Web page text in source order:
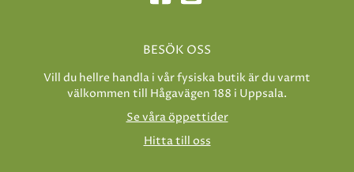
BESÖK OSS
Vill du hellre handla i vår fysiska butik är du varmt
välkommen till Hågavägen 188 i Uppsala.
Se våra öppettider
Hitta till oss